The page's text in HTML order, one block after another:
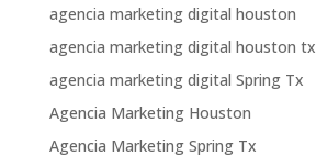
agencia marketing digital houston
agencia marketing digital houston tx
agencia marketing digital Spring Tx
Agencia Marketing Houston
Agencia Marketing Spring Tx